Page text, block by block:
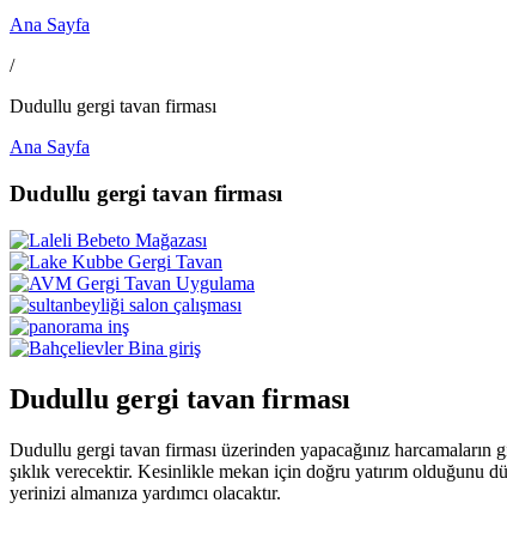
Ana Sayfa
/
Dudullu gergi tavan firması
Ana Sayfa
Dudullu gergi tavan firması
Dudullu gergi tavan firması
Dudullu gergi tavan firması üzerinden yapacağınız harcamaların
şıklık verecektir. Kesinlikle mekan için doğru yatırım olduğunu
yerinizi almanıza yardımcı olacaktır.